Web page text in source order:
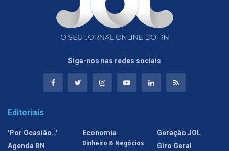
Siga-nos nas redes sociais
Editoriais
'Por Ocasião…'
Agenda RN
Economia
Dinheiro & Negócios
Geração JOL
Giro Geral